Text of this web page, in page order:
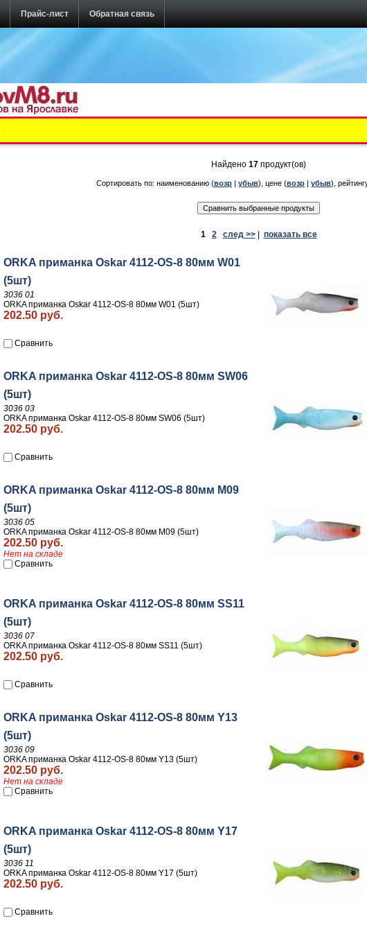
Прайс-лист Обратная связь
Найдено 17 продукт(ов)
Сортировать по: наименованию (возр | убыв), цене (возр | убыв),
1 2 след >>| показать все
ORKA приманка Oskar 4112-OS-8 80мм W01
(5шт)
3036 01
ORKA приманка Oskar 4112-OS-8 80мм W01 (5шт)
202.50 руб.
Сравнить
ORKA приманка Oskar 4112-OS-8 80мм SW06
(5шт)
3036 03
ORKA приманка Oskar 4112-OS-8 80мм SW06 (5шт)
202.50 руб.
Сравнить
ORKA приманка Oskar 4112-OS-8 80мм M09
(5шт)
3036 05
ORKA приманка Oskar 4112-OS-8 80мм M09 (5шт)
202.50 руб.
Нет на складе
Сравнить
ORKA приманка Oskar 4112-OS-8 80мм SS11
(5шт)
3036 07
ORKA приманка Oskar 4112-OS-8 80мм SS11 (5шт)
202.50 руб.
Сравнить
ORKA приманка Oskar 4112-OS-8 80мм Y13
(5шт)
3036 09
ORKA приманка Oskar 4112-OS-8 80мм Y13 (5шт)
202.50 руб.
Нет на складе
Сравнить
ORKA приманка Oskar 4112-OS-8 80мм Y17
(5шт)
3036 11
ORKA приманка Oskar 4112-OS-8 80мм Y17 (5шт)
202.50 руб.
Сравнить